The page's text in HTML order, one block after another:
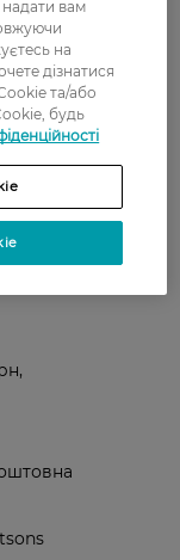
и
стойкая,
долго
вам
на
дізнатися
та/або
будь